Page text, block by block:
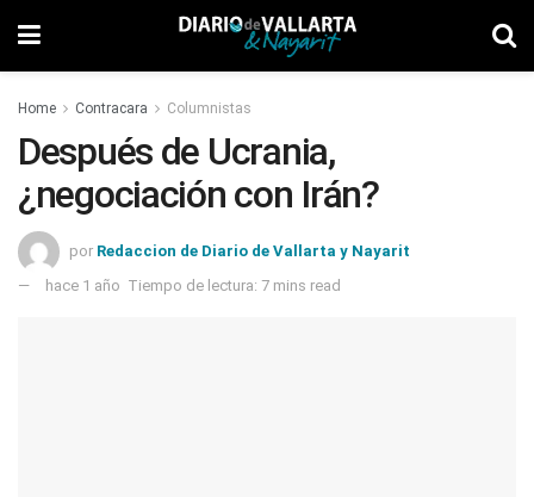
Home Contracara Columnistas
Después de Ucrania,
¿negociación con Irán?
por Redaccion de Diario de Vallarta y Nayarit
hace 1 año Tiempo de lectura: 7 mins read